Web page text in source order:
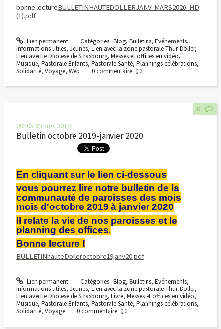
bonne lectureBULLETINHAUTEDOLLERJANV-MARS2020_HD
(1).pdf
Lien permanent Catégories : Blog, Bulletins, Evénements,
Informations utiles, Jeunes, Lien avec la zone pastorale Thur-Doller,
Lien avec le Diocese de Strasbourg, Messes et offices en vidéo,
Musique, Pastorale Enfants, Pastorale Santé, Plannings célébrations,
Solidarité, Voyage, Web 0commentaire
09h05 09nov. 2019
Bulletin octobre 2019-janvier 2020
En cliquant sur le lien ci-dessous
vous pourrez lire notre bulletin de la
communauté de paroisses des mois
mois d'octobre 2019 à janvier 2020
Il relate la vie de nos paroisses et le
planning des offices.
Bonne lecture !
BULLETINhauteDolleroctobre19janv20.pdf
Lien permanent Catégories : Blog, Bulletins, Evénements,
Informations utiles, Jeunes, Lien avec la zone pastorale Thur-Doller,
Lien avec le Diocese de Strasbourg, Livre, Messes et offices en vidéo,
Musique, Pastorale Enfants, Pastorale Santé, Plannings célébrations,
Solidarité, Voyage
0
0commentaire